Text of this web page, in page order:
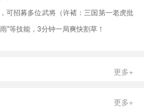
可招募多位武将（许褚：三国第一老虎批
"等技能，3分钟一局爽快割草！
更多+
更多+